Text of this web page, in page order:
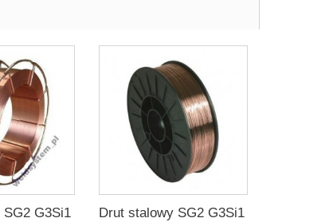
G3Si1
Drut stalowy SG2 G3Si1